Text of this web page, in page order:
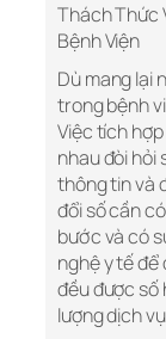
Thách Thức
Bệnh Viện
Dù mang lại
trong bệnh
Việc tích
nhau đòi hỏi
thông tin và
đổi số cần
bước và có
nghệ y tế để
đều được số
lượng dịch